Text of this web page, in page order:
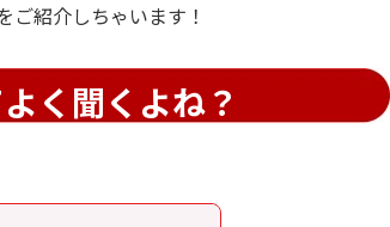
ご紹介しちゃいます！
く聞くよね？